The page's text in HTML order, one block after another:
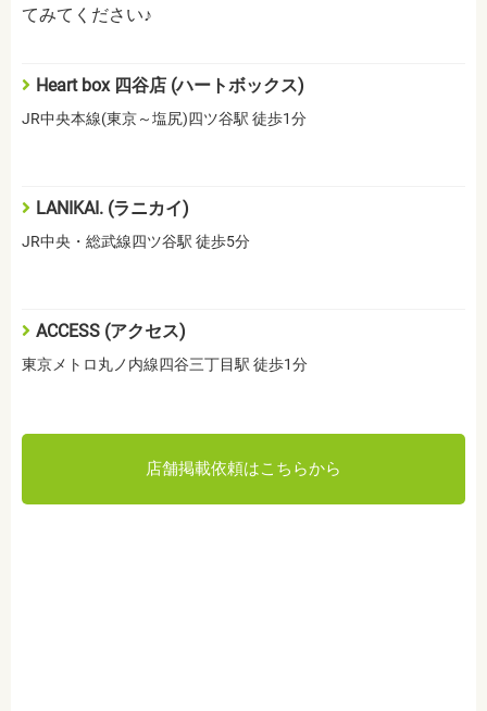
てみてください♪
Heart box 四谷店 (ハートボックス)
JR中央本線(東京～塩尻)四ツ谷駅 徒歩1分
LANIKAI. (ラニカイ)
JR中央・総武線四ツ谷駅 徒歩5分
ACCESS (アクセス)
東京メトロ丸ノ内線四谷三丁目駅 徒歩1分
店舗掲載依頼はこちらから